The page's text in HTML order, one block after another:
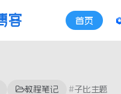
教程笔记 子比主题
首页